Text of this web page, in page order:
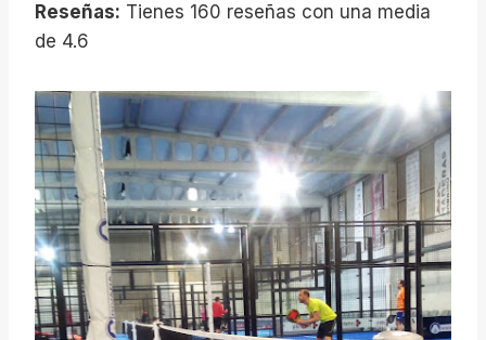
Reseñas: Tienes 160 reseñas con una media
de 4.6